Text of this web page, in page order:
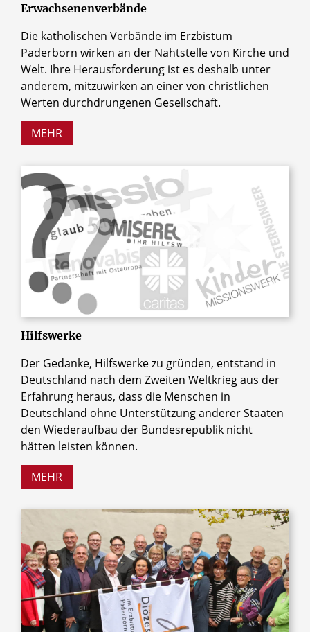
Erwachsenenverbände
Die katholischen Verbände im Erzbistum
Paderborn wirken an der Nahtstelle von Kirche und
Welt. Ihre Herausforderung ist es deshalb unter
anderem, mitzuwirken an einer von christlichen
Werten durchdrungenen Gesellschaft.
MEHR
Hilfswerke
Der Gedanke, Hilfswerke zu gründen, entstand in
Deutschland nach dem Zweiten Weltkrieg aus der
Erfahrung heraus, dass die Menschen in
Deutschland ohne Unterstützung anderer Staaten
den Wiederaufbau der Bundesrepublik nicht
hätten leisten können.
MEHR